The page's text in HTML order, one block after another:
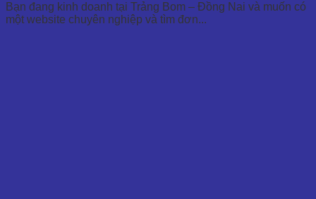
Bạn đang kinh doanh tại Trảng Bom – Đồng Nai và muốn có
một website chuyên nghiệp và tìm đơn...